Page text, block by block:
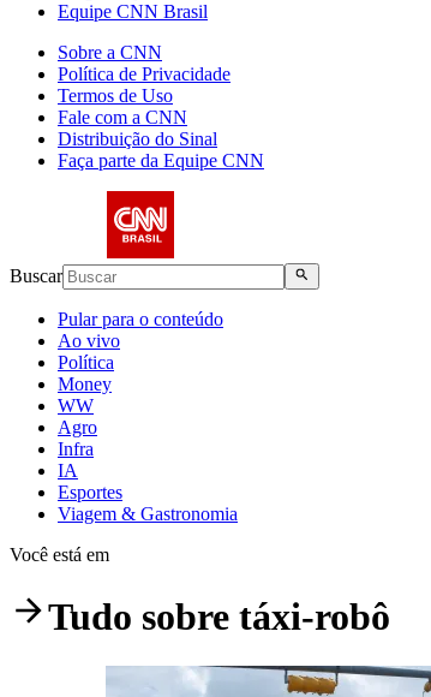
Equipe CNN Brasil
Sobre a CNN
Política de Privacidade
Termos de Uso
Fale com a CNN
Distribuição do Sinal
Faça parte da Equipe CNN
Buscar
Pular para o conteúdo
Ao vivo
Política
Money
WW
Agro
Infra
IA
Esportes
Viagem & Gastronomia
Você está em
Tudo sobre táxi-robô